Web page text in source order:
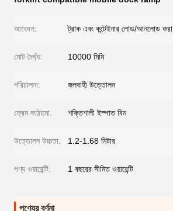
আবেদন: ট্রাক এবং কন্টেইনার লোড/আনলোড করা
মোট দৈর্ঘ্য: 10000 মিমি
পরিচালনা: জলবাহী উত্তোলন
ফ্রেম কাঠামো: শক্তিশালী ইস্পাত বিম
উত্তোলন উচ্চতা: 1.2-1.68 মিটার
পণ্য ওয়ারেন্টি: 1 বছরের সীমিত ওয়ারেন্টি
পণ্যের বর্ণনা